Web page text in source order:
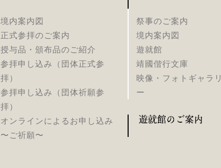
境内案内図
正式参拝のご案内
授与品・頒布品のご紹介
参拝申し込み（団体正式参
拝）
参拝申し込み（団体祈願参
拝）
オンラインによるお申し込み
〜ご祈願〜
祭事のご案内
境内案内図
遊就館
靖國偕行文庫
映像・フォトギャラリ
ー